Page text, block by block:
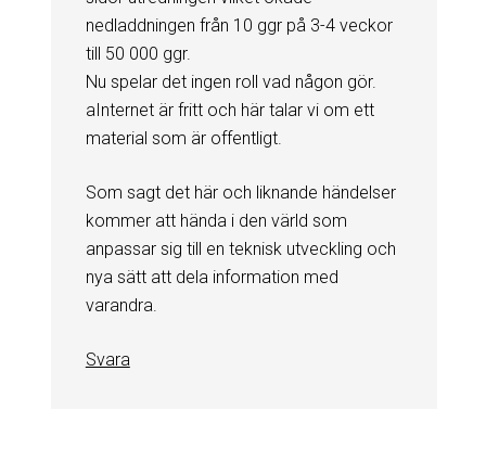
nedladdningen från 10 ggr på 3-4 veckor
till 50 000 ggr.
Nu spelar det ingen roll vad någon gör.
aInternet är fritt och här talar vi om ett
material som är offentligt.
Som sagt det här och liknande händelser
kommer att hända i den värld som
anpassar sig till en teknisk utveckling och
nya sätt att dela information med
varandra.
Svara